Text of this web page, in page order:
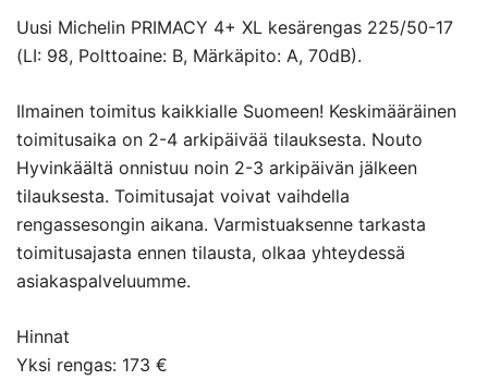
Uusi Michelin PRIMACY 4+ XL kesärengas 225/50-17
(LI: 98, Polttoaine: B, Märkäpito: A, 70dB).
Ilmainen toimitus kaikkialle Suomeen! Keskimääräinen
toimitusaika on 2-4 arkipäivää tilauksesta. Nouto
Hyvinkäältä onnistuu noin 2-3 arkipäivän jälkeen
tilauksesta. Toimitusajat voivat vaihdella
rengassesongin aikana. Varmistuaksenne tarkasta
toimitusajasta ennen tilausta, olkaa yhteydessä
asiakaspalveluumme.
Hinnat
Yksi rengas: 173 €